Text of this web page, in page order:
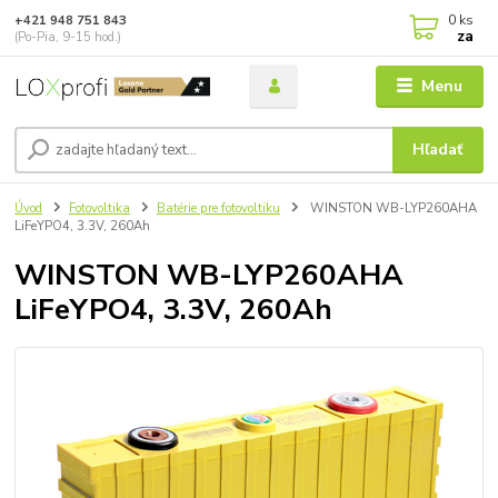
Menu
Hľadať
+421 948 751 843
(Po-Pia, 9-15 hod.)
0 ks
za
Úvod Fotovoltika Batérie pre fotovoltiku
WINSTON WB-LYP260AHA
LiFeYPO4, 3.3V, 260Ah
WINSTON WB-LYP260AHA
LiFeYPO4, 3.3V, 260Ah